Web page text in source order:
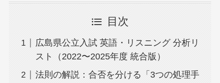
目次
広島県公立入試 英語・リスニング 分析リ
スト（2022〜2025年度 統合版）
法則の解説：合否を分ける「3つの処理手